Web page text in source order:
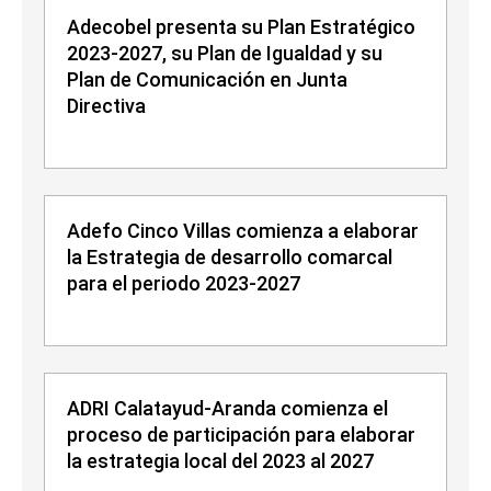
Adecobel presenta su Plan Estratégico
2023-2027, su Plan de Igualdad y su
Plan de Comunicación en Junta
Directiva
Adefo Cinco Villas comienza a elaborar
la Estrategia de desarrollo comarcal
para el periodo 2023-2027
ADRI Calatayud-Aranda comienza el
proceso de participación para elaborar
la estrategia local del 2023 al 2027